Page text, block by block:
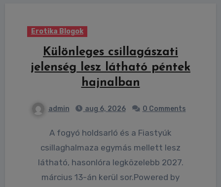
Erotika Blogok
Különleges csillagászati
jelenség lesz látható péntek
hajnalban
admin aug 6, 2026 0 Comments
A fogyó holdsarló és a Fiastyúk
csillaghalmaza egymás mellett lesz
látható, hasonlóra legközelebb 2027.
március 13-án kerül sor.Powered by